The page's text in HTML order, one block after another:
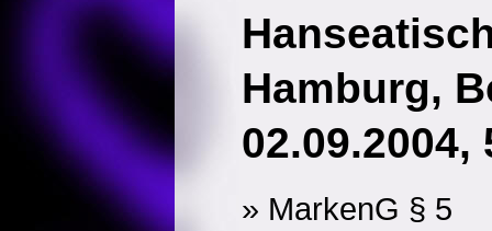
Hamburg,
02.09.2004,
» MarkenG § 5